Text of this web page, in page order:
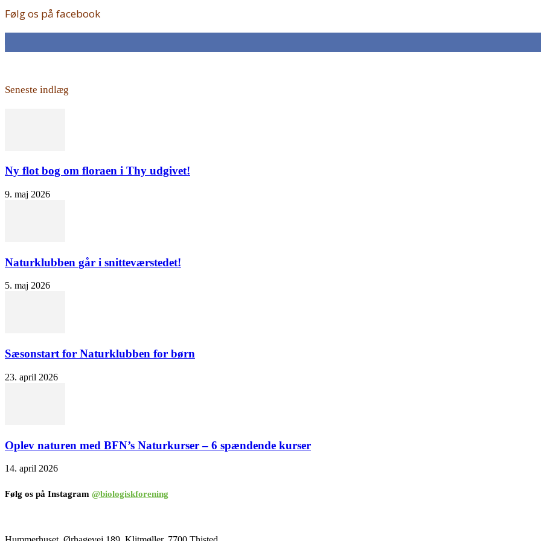
Følg os på facebook
Seneste indlæg
Ny flot bog om floraen i Thy udgivet!
9. maj 2026
Naturklubben går i snitteværstedet!
5. maj 2026
Sæsonstart for Naturklubben for børn
23. april 2026
Oplev naturen med BFN’s Naturkurser – 6 spændende kurser
14. april 2026
Følg os på Instagram @biologiskforening